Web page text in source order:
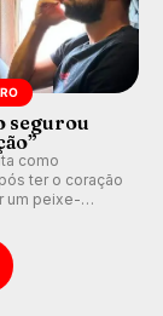
segurou
como
ter o coração
um peixe-
surfava na